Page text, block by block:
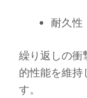
耐久性
繰り返しの
的性能を維
す。